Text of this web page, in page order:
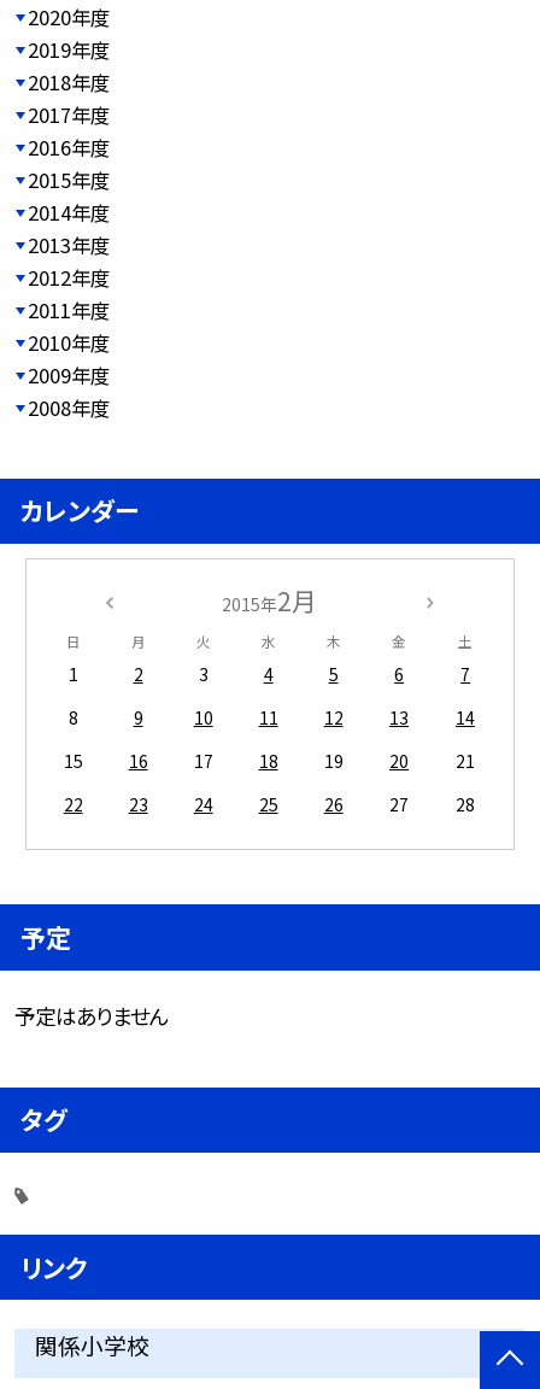
2020年度
2019年度
2018年度
2017年度
2016年度
2015年度
2014年度
2013年度
2012年度
2011年度
2010年度
2009年度
2008年度
カレンダー
2015年2月
日 月 火 水 木 金 土
1 2 3 4 5 6
7
8
9 10 11 12 13
14
15
16 17 18 19 20
21
22
23 24 25 26 27 28
予定
予定はありません
タグ
リンク
関係小学校